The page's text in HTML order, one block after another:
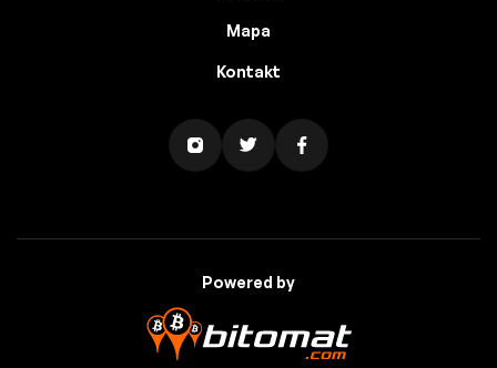
Mapa
Kontakt
Powered by